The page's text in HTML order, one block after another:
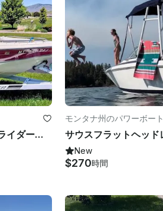
16フィートスタークラフトバウライダー、300馬力のMerCruiserエンジン搭載
モンタナ州のパワーボート
New
$270時間